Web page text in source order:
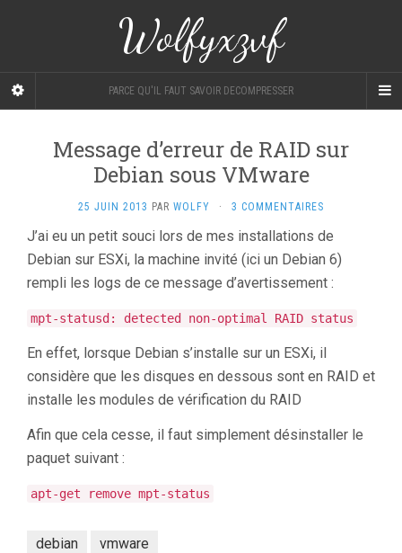
Wolfyxzvf
PARCE QU'IL FAUT SAVOIR DECOMPRESSER
Message d’erreur de RAID sur
Debian sous VMware
25 JUIN 2013 PAR WOLFY · 3 COMMENTAIRES
J’ai eu un petit souci lors de mes installations de
Debian sur ESXi, la machine invité (ici un Debian 6)
rempli les logs de ce message d’avertissement :
mpt-statusd: detected non-optimal RAID status
En effet, lorsque Debian s’installe sur un ESXi, il
considère que les disques en dessous sont en RAID et
installe les modules de vérification du RAID
Afin que cela cesse, il faut simplement désinstaller le
paquet suivant :
apt-get remove mpt-status
debian vmware